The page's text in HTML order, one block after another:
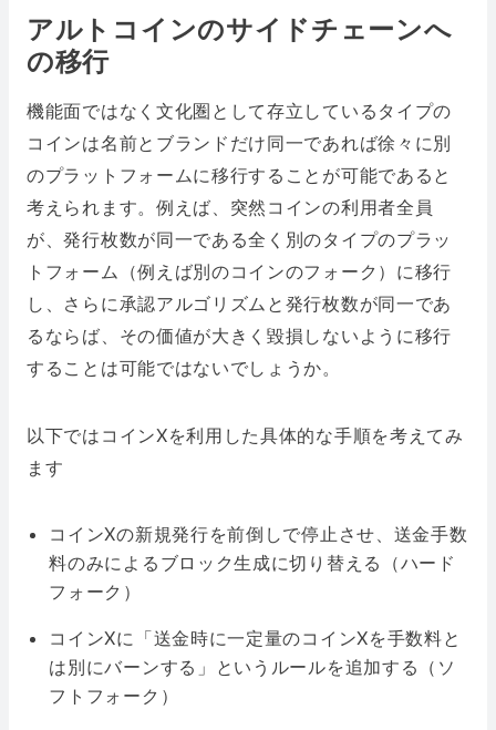
アルトコインのサイドチェーンへ
の移行
機能面ではなく文化圏として存立しているタイプの
コインは名前とブランドだけ同一であれば徐々に別
のプラットフォームに移行することが可能であると
考えられます。例えば、突然コインの利用者全員
が、発行枚数が同一である全く別のタイプのプラッ
トフォーム（例えば別のコインのフォーク）に移行
し、さらに承認アルゴリズムと発行枚数が同一であ
るならば、その価値が大きく毀損しないように移行
することは可能ではないでしょうか。
以下ではコインXを利用した具体的な手順を考えてみ
ます
コインXの新規発行を前倒しで停止させ、送金手数
料のみによるブロック生成に切り替える（ハード
フォーク）
コインXに「送金時に一定量のコインXを手数料と
は別にバーンする」というルールを追加する（ソ
フトフォーク）